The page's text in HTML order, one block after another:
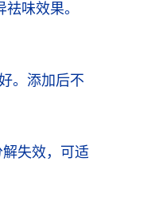
味效果。
。添加后不
失效，可适